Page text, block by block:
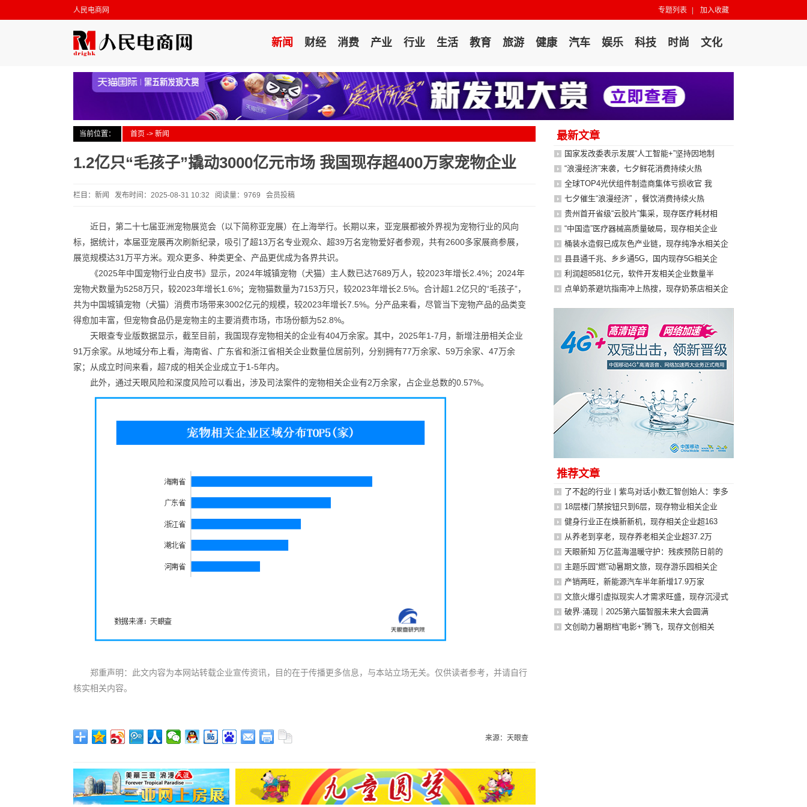
人民电商网 专题列表 加入收藏
新闻 财经 消费 产业 行业 生活 教育 旅游 健康 汽车 娱乐 科技 时尚 文化
当前位置： 首页 -> 新闻
1.2亿只“毛孩子”撬动3000亿元市场 我国现存超400万家宠物企业
栏目：新闻 发布时间：2025-08-31 10:32 阅读量：9769 会员投稿
近日，第二十七届亚洲宠物展览会（以下简称亚宠展）在上海举行。长期以来，亚宠展都被外界视为宠物行业的风向
标，据统计，本届亚宠展再次刷新纪录，吸引了超13万名专业观众、超39万名宠物爱好者参观，共有2600多家展商参展，
展览规模达31万平方米。观众更多、种类更全、产品更优成为各界共识。
《2025年中国宠物行业白皮书》显示，2024年城镇宠物（犬猫）主人数已达7689万人，较2023年增长2.4%；2024年
宠物犬数量为5258万只，较2023年增长1.6%；宠物猫数量为7153万只，较2023年增长2.5%。合计超1.2亿只的“毛孩子”，
共为中国城镇宠物（犬猫）消费市场带来3002亿元的规模，较2023年增长7.5%。分产品来看，尽管当下宠物产品的品类变
得愈加丰富，但宠物食品仍是宠物主的主要消费市场，市场份额为52.8%。
天眼查专业版数据显示，截至目前，我国现存宠物相关的企业有404万余家。其中，2025年1-7月，新增注册相关企业
91万余家。从地域分布上看，海南省、广东省和浙江省相关企业数量位居前列，分别拥有77万余家、59万余家、47万余
家；从成立时间来看，超7成的相关企业成立于1-5年内。
此外，通过天眼风险和深度风险可以看出，涉及司法案件的宠物相关企业有2万余家，占企业总数的0.57%。
郑重声明：此文内容为本网站转载企业宣传资讯，目的在于传播更多信息，与本站立场无关。仅供读者参考，并请自行
核实相关内容。
来源：天眼查
最新文章
国家发改委表示发展“人工智能+”坚持因地制
“浪漫经济”来袭，七夕鲜花消费持续火热
全球TOP4光伏组件制造商集体亏损收官 我
七夕催生“浪漫经济” ，餐饮消费持续火热
贵州首开省级“云胶片”集采，现存医疗耗材相
“中国造”医疗器械高质量破局，现存相关企业
桶装水造假已成灰色产业链，现存纯净水相关企
县县通千兆、乡乡通5G，国内现存5G相关企
利润超8581亿元，软件开发相关企业数量半
点单奶茶避坑指南冲上热搜，现存奶茶店相关企
推荐文章
了不起的行业丨紫鸟对话小数汇智创始人：李多
18层楼门禁按钮只到6层，现存物业相关企业
健身行业正在焕新新机，现存相关企业超163
从养老到享老，现存养老相关企业超37.2万
天眼新知 万亿蓝海温暖守护：残疾预防日前的
主题乐园“燃”动暑期文旅，现存游乐园相关企
产销两旺，新能源汽车半年新增17.9万家
文旅火爆引虚拟现实人才需求旺盛，现存沉浸式
破界·涌现｜2025第六届智服未来大会圆满
文创助力暑期档“电影+”腾飞，现存文创相关